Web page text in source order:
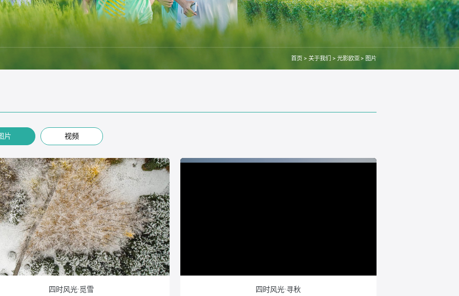
首页>关于我们>光影欧亚> 图片
片 视频
四时风光·觅雪 四时风光·寻秋